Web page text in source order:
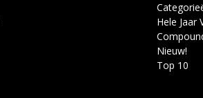
Hele Jaar
Nieuw!
Top 10